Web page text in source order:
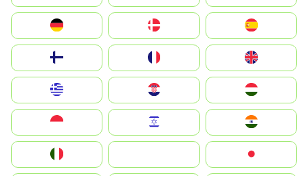
Deutschland
United Kingdom
Magyarország